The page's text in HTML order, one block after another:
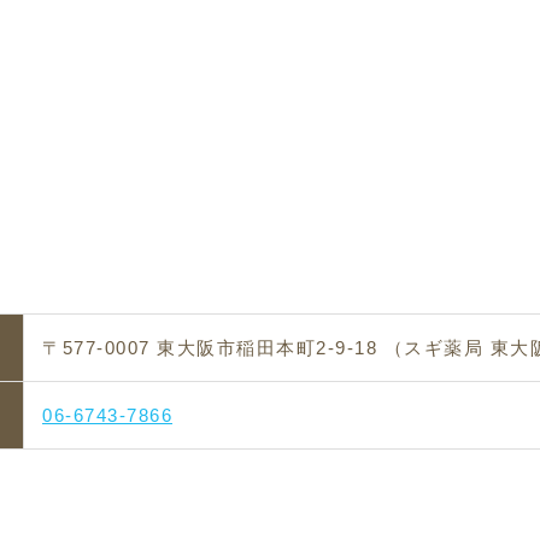
〒577-0007 東大阪市稲田本町2-9-18 （スギ薬局 東大
06-6743-7866